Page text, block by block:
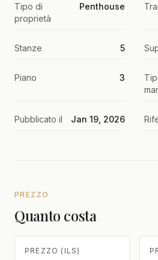
Tipo di
proprietà
Penthouse
Stanze 5
Piano 3
Pubblicato il Jan 19, 2026
PREZZO
Quanto costa
PREZZO (ILS)